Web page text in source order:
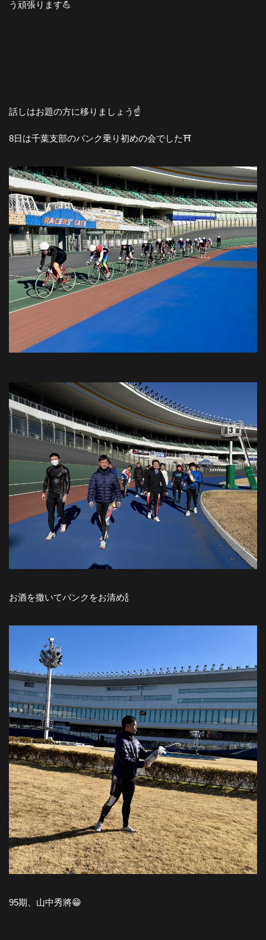
う頑張ります💪
話しはお題の方に移りましょう☝️
8日は千葉支部のバンク乗り初めの会でした⛩️
お酒を撒いてバンクをお清め🍾
95期、山中秀將😁